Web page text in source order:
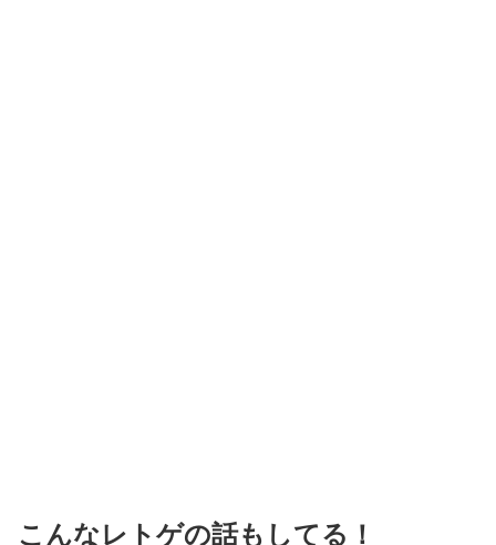
こんなレトゲの話もしてる！